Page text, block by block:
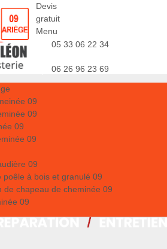
Devis
gratuit
Menu
05 33 06 22 34
06 26 96 23 69
09
09
09
09
09
poêle à bois et granulé 09
de chapeau de cheminée 09
09